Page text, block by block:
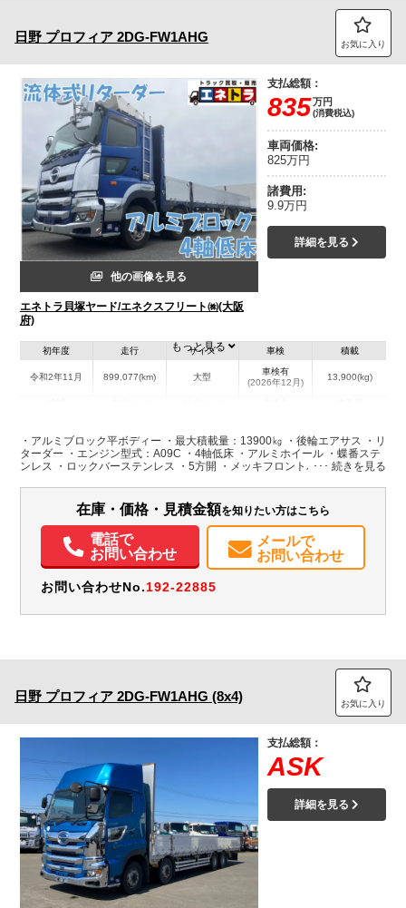
日野 プロフィア 2DG-FW1AHG お気に入り
他の画像を見る
エネトラ貝塚ヤード/エネクスフリート㈱(大阪
府)
支払総額：
835万円
(消費税込)
車両価格:
825万円
諸費用:
9.9万円
詳細を見る
初年度
令和2年11月
走行
899,077(km)
サイズ
大型
車検
車検有
(2026年12月)
積載
13,900(kg)
大阪府
W:2,400
H:580
W:2,500
H:3,250
無
パワステ パワーウィンドウ ABS エアバッグ
アルミホイール
電動格納ミラー
エアサスシート
もっと見る
・アルミブロック平ボディー ・最大積載量：13900㎏ ・後輪エアサス ・リ
ターダー ・エンジン型式：A09C ・4軸低床 ・アルミホイール ・蝶番ステ
ンレス ・ロックバーステンレス ・5方開 ・メッキフロントバンパー ・メッ
ョンホール ・プロシフト
在庫・価格・見積金額を知りたい方はこちら
電話で
お問い合わせ
メールで
お問い合わせ
お問い合わせNo.192-22885
日野 プロフィア 2DG-FW1AHG (8x4) お気に入り
支払総額：
ASK
詳細を見る